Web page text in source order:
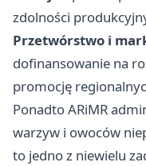
zdolności
Przetwórstwo i
dofinansowanie na
promocję
Ponadto ARiMR
warzyw i owoców
to jedno z niewielu